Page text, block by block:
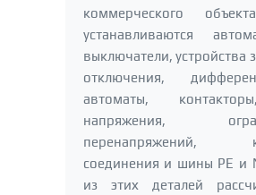
коммерческого
устанавливаются
выключатели, устройства
отключения,
автоматы,
напряжения,
перенапряжений,
соединения и шины PE и
из этих деталей